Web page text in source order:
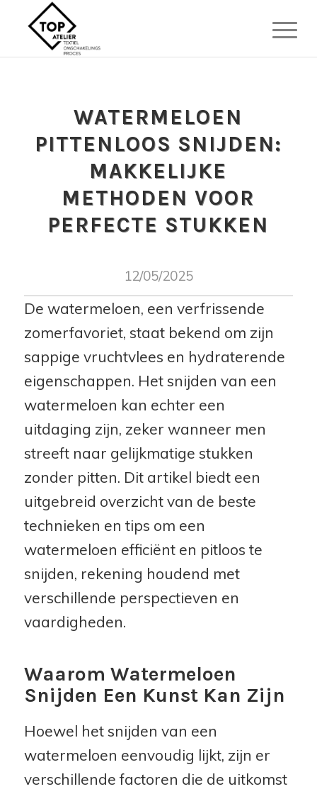
WATERMELOEN
PITTENLOOS SNIJDEN:
MAKKELIJKE
METHODEN VOOR
PERFECTE STUKKEN
12/05/2025
De watermeloen, een verfrissende
zomerfavoriet, staat bekend om zijn
sappige vruchtvlees en hydraterende
eigenschappen. Het snijden van een
watermeloen kan echter een
uitdaging zijn, zeker wanneer men
streeft naar gelijkmatige stukken
zonder pitten. Dit artikel biedt een
uitgebreid overzicht van de beste
technieken en tips om een
watermeloen efficiënt en pitloos te
snijden, rekening houdend met
verschillende perspectieven en
vaardigheden.
Waarom Watermeloen
Snijden Een Kunst Kan Zijn
Hoewel het snijden van een
watermeloen eenvoudig lijkt, zijn er
verschillende factoren die de uitkomst